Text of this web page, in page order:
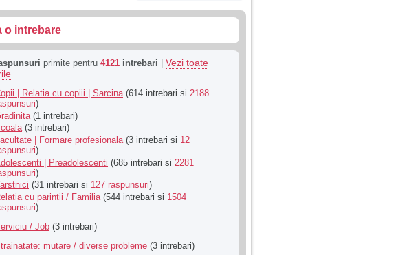
o intrebare
primite pentru 4121 intrebari
Vezi toate
| Relatia cu copiii | Sarcina(614 intrebari si 2188
)
(1 intrebari)
(3 intrebari)
| Formare profesionala (3 intrebari si 12
)
| Preadolescenti (685 intrebari si 2281
)
(31 intrebari si 127 raspunsuri)
cu parintii / Familia (544 intrebari si 1504
)
/ Job (3 intrebari)
mutare / diverse probleme (3 intrebari)